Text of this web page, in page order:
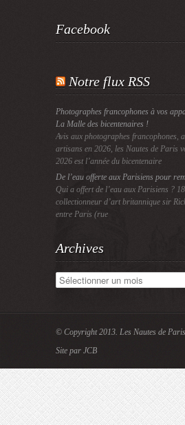
Facebook
Notre flux RSS
Photographes francophones à vos
La Malle des bicentenaires !
Avis aux photographes francophones,
artisans en 2026, les Nautes de Paris
2026 est l’année du bicentenaire
De l’eau offerte aux Parisiens pour
Qui a offert de l’eau aux Parisiens ?
collectionneur d’art britannique sir
entre Paris (rue
Archives
Archives
© Copyright 2013. Les Nautes de Paris
Site par JCB